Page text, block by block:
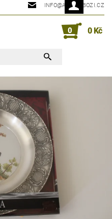
INFO@ARMYZBOZI.CZ
0 0 Kč